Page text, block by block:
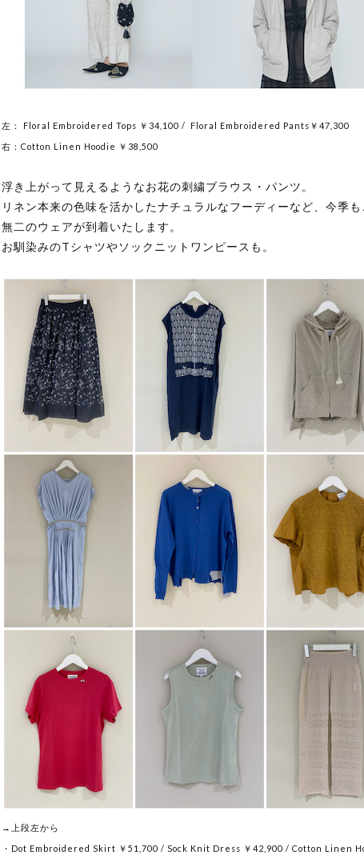
左： Floral Embroidered Tops ￥34,100 / Floral Embroidered Pants￥47,300
右：Cotton Linen Hoodie ￥38,500
浮き上がって見えるようなお花の刺繍ブラウス・パンツ。
リネン本来の色味を活かしたナチュラルなフーディーなど、今季
無二のウェアが到着いたします。
お馴染みのTシャツやソックニットワンピースも。
→上段左から
・Dot Embroidered Skirt ￥51,700 / Sock Knit Dress ￥42,900 / Cotton Linen